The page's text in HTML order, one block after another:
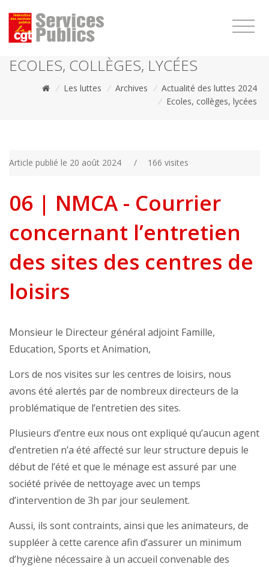
ECOLES, COLLÈGES, LYCÉES
/ Les luttes / Archives / Actualité des luttes 2024
/ Ecoles, collèges, lycées
Article publié le 20 août 2024 / 166 visites
06 | NMCA - Courrier
concernant l’entretien
des sites des centres de
loisirs
Monsieur le Directeur général adjoint Famille,
Education, Sports et Animation,
Lors de nos visites sur les centres de loisirs, nous
avons été alertés par de nombreux directeurs de la
problématique de l’entretien des sites.
Plusieurs d’entre eux nous ont expliqué qu’aucun agent
d’entretien n’a été affecté sur leur structure depuis le
début de l’été et que le ménage est assuré par une
société privée de nettoyage avec un temps
d’intervention de 3h par jour seulement.
Aussi, ils sont contraints, ainsi que les animateurs, de
suppléer à cette carence afin d’assurer un minimum
d’hygiène nécessaire à un accueil convenable des